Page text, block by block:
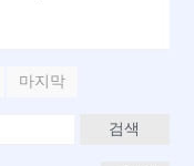
마지막
검색